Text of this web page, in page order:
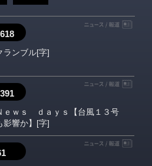
618
ランブル[字]
391
ｗｓ ｄａｙｓ【台風１３号
響か】[字]